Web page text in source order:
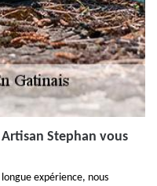
Artisan Stephan vous
expérience, nous